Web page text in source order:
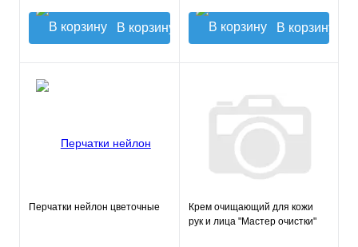
В корзину В корзину
Перчатки нейлон цветочные
Крем очищающий для кожи
рук и лица "Мастер очистки"